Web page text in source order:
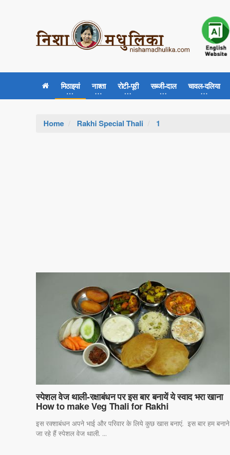
मिठाइयां नाश्ता रोटी-पूरी सब्जी-दाल चावल-दलिया
Home Rakhi Special Thali 1
स्पेशल वेज थाली-रक्षाबंधन पर इस बार बनायें ये स्वाद भरा खाना
How to make Veg Thali for Rakhi
इस रक्शाबंधन अपने भाई और परिवार के लिये कुछ खास बनाएं. इस बार हम बनाने
जा रहे हैं स्पेशल वेज थाली. ...